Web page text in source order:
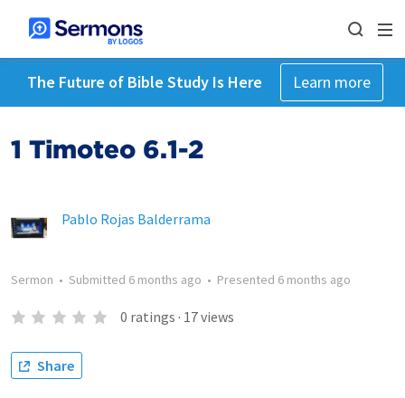
The Future of Bible Study Is Here Learn more
1 Timoteo 6.1-2
Pablo Rojas Balderrama
Sermon • Submitted 6 months ago • Presented 6 months ago
0 ratings · 17views
Share